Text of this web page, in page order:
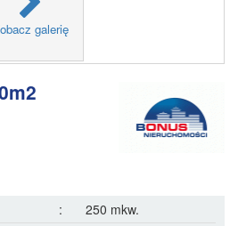
galerię
:
250 mkw.